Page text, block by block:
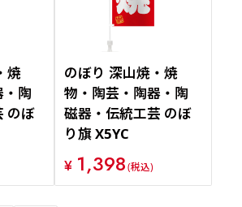
焼
陶
のぼ
のぼり 深山焼・焼
物・陶芸・陶器・陶
磁器・伝統工芸 のぼ
り旗 X5YC
¥ 1,398(税込)